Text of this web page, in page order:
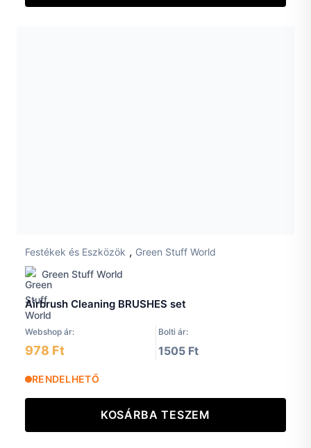
Festékek és Eszközök , Green Stuff World
Green Stuff World
Airbrush Cleaning BRUSHES set
Webshop ár: Bolti ár:
978 Ft 1505 Ft
RENDELHETŐ
KOSÁRBA TESZEM